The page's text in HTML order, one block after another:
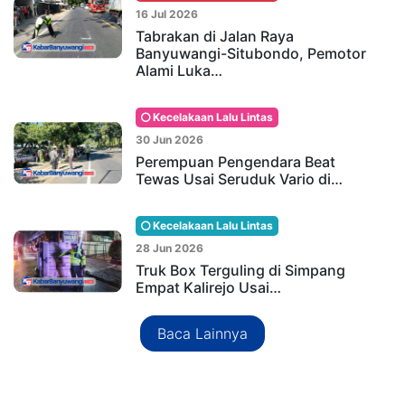
16 Jul 2026
Tabrakan di Jalan Raya
Banyuwangi-Situbondo, Pemotor
Alami Luka…
Kecelakaan Lalu Lintas
30 Jun 2026
Perempuan Pengendara Beat
Tewas Usai Seruduk Vario di…
Kecelakaan Lalu Lintas
28 Jun 2026
Truk Box Terguling di Simpang
Empat Kalirejo Usai…
Baca Lainnya